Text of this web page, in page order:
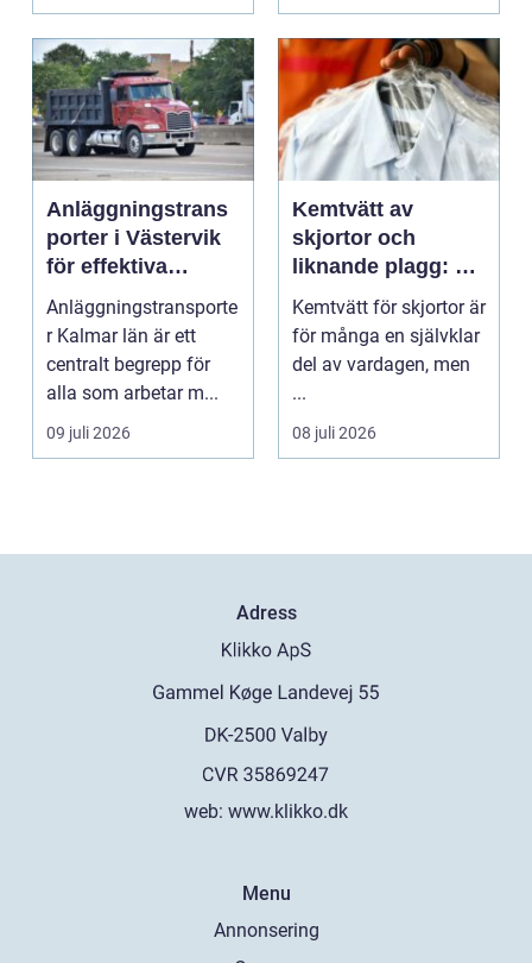
Anläggningstrans
porter i Västervik
för effektiva
byggprojekt
Anläggningstransporte
r Kalmar län är ett
centralt begrepp för
alla som arbetar m...
09 juli 2026
Kemtvätt av
skjortor och
liknande plagg: Så
fungerar
professionell
klädvård i
Kemtvätt för skjortor är
för många en självklar
del av vardagen, men
...
08 juli 2026
Adress
web: www.klikko.dk
Menu
Annonsering